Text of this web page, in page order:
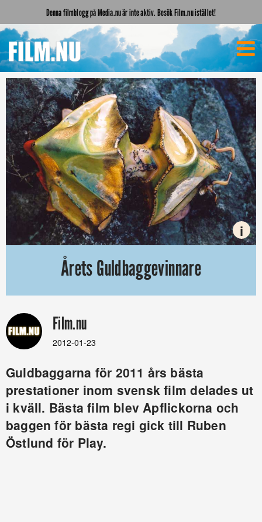
Denna filmblogg på Media.nu är inte aktiv. Besök Film.nu istället!
i
Årets Guldbaggevinnare
Film.nu
2012-01-23
Guldbaggarna för 2011 års bästa
prestationer inom svensk film delades ut
i kväll. Bästa film blev Apflickorna och
baggen för bästa regi gick till Ruben
Östlund för Play.